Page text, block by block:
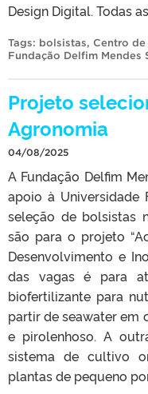
Design Digital. Todas
Tags: bolsistas, Centro de
Fundação Delfim Mendes
Projeto
Agronomia
04/08/2025
A Fundação Delfim
apoio à Universidade
seleção de bolsistas
são para o projeto
Desenvolvimento e
das vagas é para
biofertilizante para
partir de seawater em
e pirolenhoso. A
sistema de cultivo
plantas de pequeno